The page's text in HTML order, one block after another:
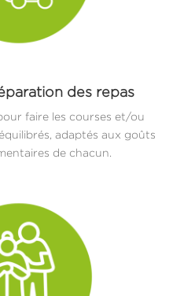
des repas
faire les courses et/ou
adaptés aux goûts
de chacun.